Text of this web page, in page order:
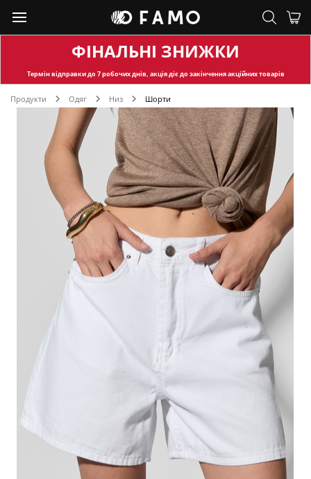
ФІНАЛЬНІ ЗНИЖКИ
Термін відправкидо 7 робочих днів, акція діє до закінчення акційних товарів
Продукти Одяг Низ Шорти